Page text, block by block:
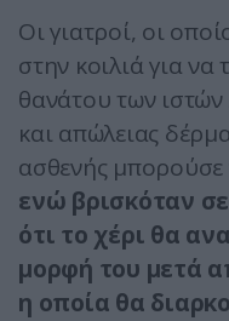
Οι γιατροί, οι
στην κοιλιά για
θανάτου των
και απώλειας
ασθενής μπορούσε
ενώ βρισκόταν
ότι το χέρι θα
μορφή του μετά
η οποία θα